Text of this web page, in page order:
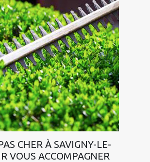
CHER À SAVIGNY-LE-
VOUS ACCOMPAGNER